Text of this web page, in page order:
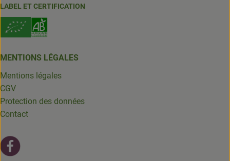
LABEL ET CERTIFICATION
MENTIONS LÉGALES
Mentions légales
CGV
Protection des données
Contact